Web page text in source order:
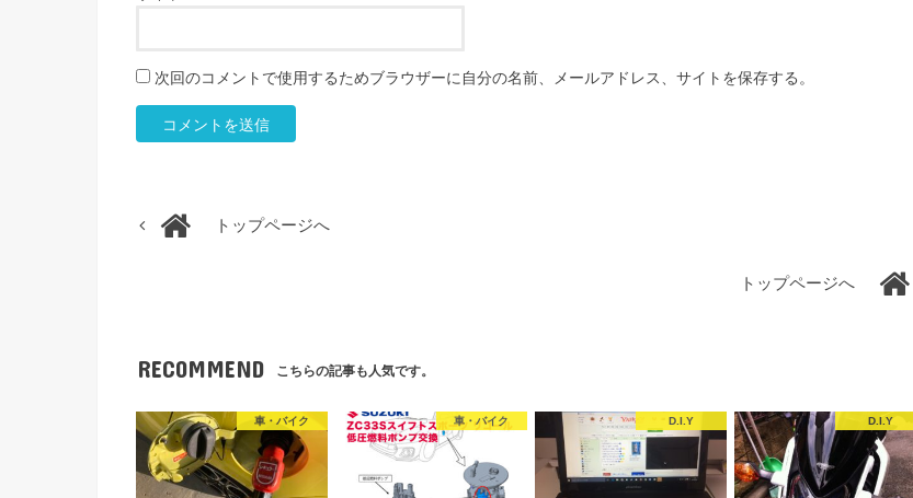
次回のコメントで使用するためブラウザーに自分の名前、メールアドレス、サイトを保存する。
トップページへ
トップページへ
RECOMMEND こちらの記事も人気です。
車・バイク 車・バイク D.I.Y D.I.Y